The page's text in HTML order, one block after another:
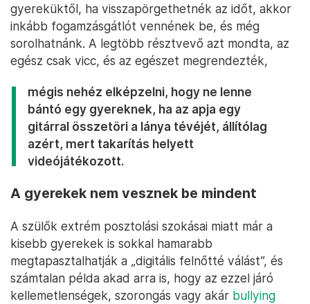
gyereküktől, ha visszapörgethetnék az időt, akkor
inkább fogamzásgátlót vennének be, és még
sorolhatnánk. A legtöbb résztvevő azt mondta, az
egész csak vicc, és az egészet megrendezték,
mégis nehéz elképzelni, hogy ne lenne
bántó egy gyereknek, ha az apja egy
gitárral összetöri a lánya tévéjét, állítólag
azért, mert takarítás helyett
videójátékozott.
A gyerekek nem vesznek be mindent
A szülők extrém posztolási szokásai miatt már a
kisebb gyerekek is sokkal hamarabb
megtapasztalhatják a „digitális felnőtté válást”, és
számtalan példa akad arra is, hogy az ezzel járó
kellemetlenségek, szorongás vagy akár bullying